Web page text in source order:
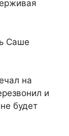
Саше
на
и
будет